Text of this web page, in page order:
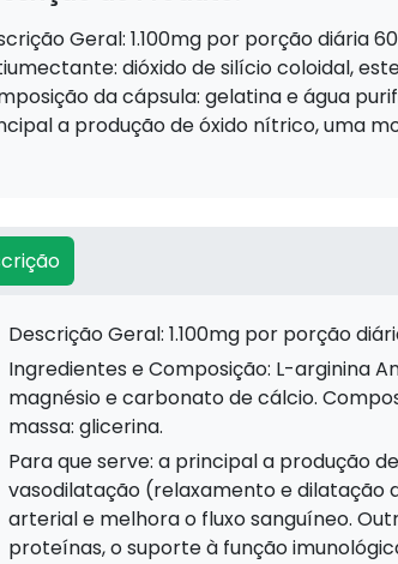
Geral: 1.100mg por porção diária
dióxido de silício coloidal,
da cápsula: gelatina e água
a produção de óxido nítrico, uma
Descrição Geral: 1.100mg por porção
Ingredientes e Composição: L-arginina Antiumectante: dióxido de silício coloidal, estearato de
magnésio e carbonato de cálcio.
massa: glicerina.
Para que serve: a principal a produção de óxido nítrico, uma molécula essencial para a
vasodilatação (relaxamento e dilatação
arterial e melhora o fluxo sanguíneo.
proteínas, o suporte à função